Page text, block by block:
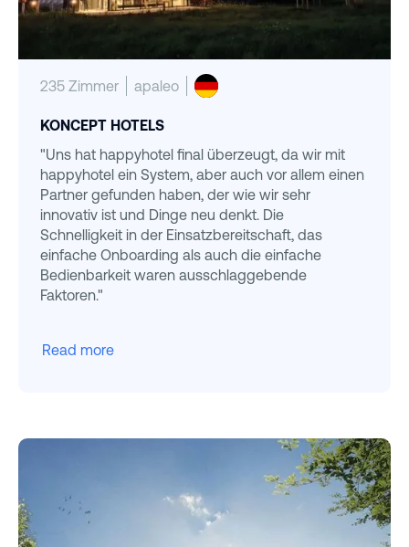
235 Zimmer apaleo
KONCEPT HOTELS
"Uns hat happyhotel final überzeugt, da wir mit
happyhotel ein System, aber auch vor allem einen
Partner gefunden haben, der wie wir sehr
innovativ ist und Dinge neu denkt. Die
Schnelligkeit in der Einsatzbereitschaft, das
einfache Onboarding als auch die einfache
Bedienbarkeit waren ausschlaggebende
Faktoren."
Read more